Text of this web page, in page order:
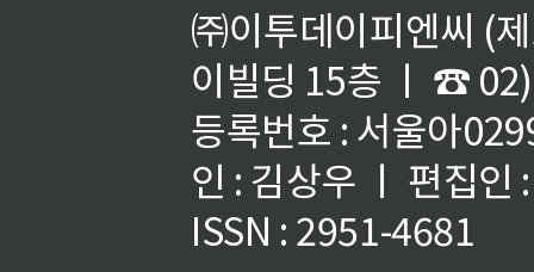
㈜이투데이피엔씨 (
이빌딩 15층 ㅣ ☎
등록번호 : 서울아
인 : 김상우 ㅣ 편집인
ISSN : 2951-4681